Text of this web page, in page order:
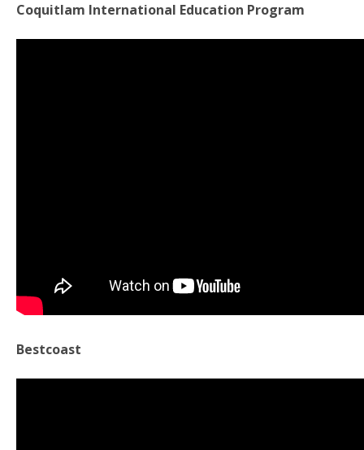
Coquitlam International Education Program
Bestcoast